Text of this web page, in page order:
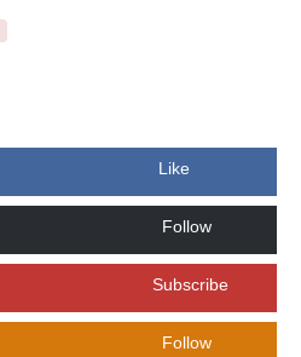
Like
Follow
Subscribe
Follow